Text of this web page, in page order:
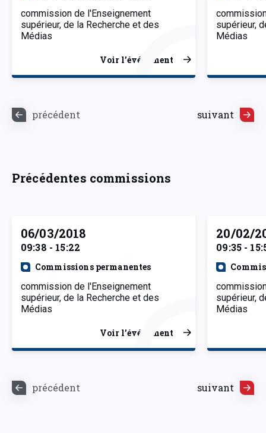
commission de l'Enseignement
supérieur, de la Recherche et des
Médias
Voir l’événement
supérieur,
Médias
précédent suivant
Précédentes commissions
06/03/2018
09:38 - 15:22
Commissions permanentes
commission de l'Enseignement
supérieur, de la Recherche et des
Médias
Voir l’événement
20/02/
09:35 -
supérieur,
Médias
précédent suivant